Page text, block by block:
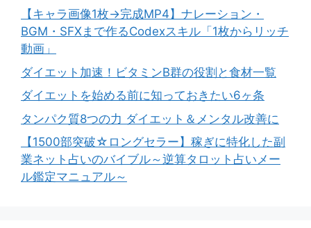
【キャラ画像1枚→完成MP4】ナレーション・
BGM・SFXまで作るCodexスキル「1枚からリッチ
動画」
ダイエット加速！ビタミンB群の役割と食材一覧
ダイエットを始める前に知っておきたい6ヶ条
タンパク質8つの力 ダイエット＆メンタル改善に
【1500部突破☆ロングセラー】稼ぎに特化した副
業ネット占いのバイブル～逆算タロット占いメー
ル鑑定マニュアル～